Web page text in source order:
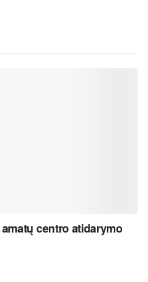
centro atidarymo